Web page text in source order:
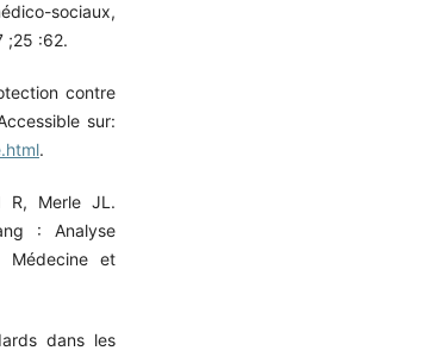
sociaux,
;25 :62.
contre
sur:
.
R, Merle JL.
: Analyse
Médecine et
dans les